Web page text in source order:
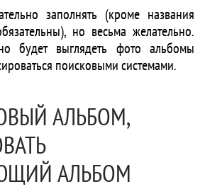
заполнять (кроме названия
но весьма желательно.
будет выглядеть фото альбомы
поисковыми системами.
АЛЬБОМ,
АЛЬБОМ